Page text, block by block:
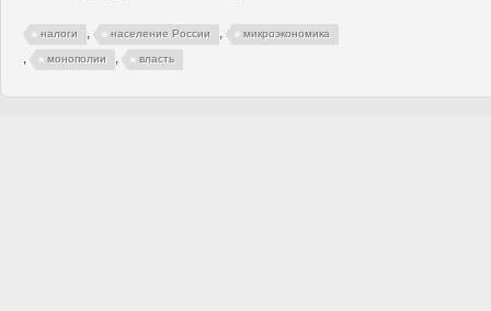
налоги , население России , микроэкономика
, монополии , власть